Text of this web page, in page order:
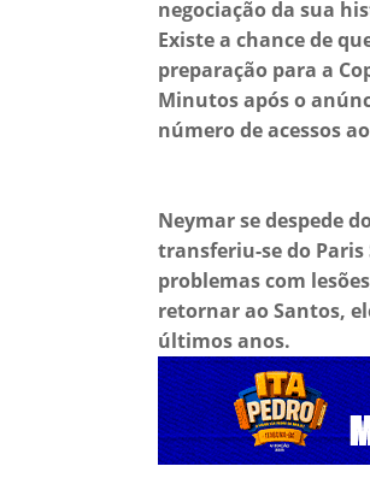
negociação da sua
Existe a chance de
preparação para a
Minutos após o
número de acessos
Neymar se despede
transferiu-se do
problemas com
retornar ao Santos,
últimos anos.